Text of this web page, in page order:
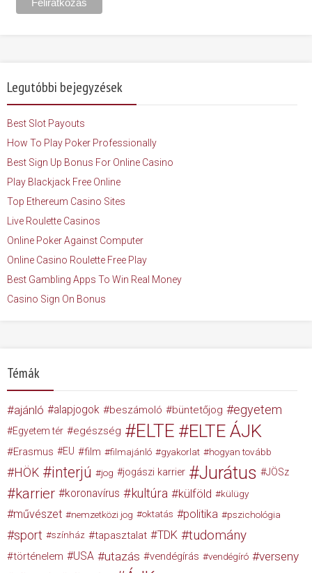
Legutóbbi bejegyzések
Best Slot Payouts
How To Play Poker Professionally
Best Sign Up Bonus For Online Casino
Play Blackjack Free Online
Top Ethereum Casino Sites
Live Roulette Casinos
Online Poker Against Computer
Online Casino Roulette Free Play
Best Gambling Apps To Win Real Money
Casino Sign On Bonus
Témák
ajánló alapjogok beszámoló büntetőjog egyetem
Egyetem tér egészség ELTE ELTE ÁJK
Erasmus EU film filmajánló gyakorlat hogyan tovább
HÖK interjú jog jogászi karrier Jurátus JÖSz
karrier koronavírus kultúra külföld külügy
művészet nemzetközi jog oktatás politika pszichológia
sport színház tapasztalat TDK tudomány
történelem USA utazás vendégírás vendégíró verseny